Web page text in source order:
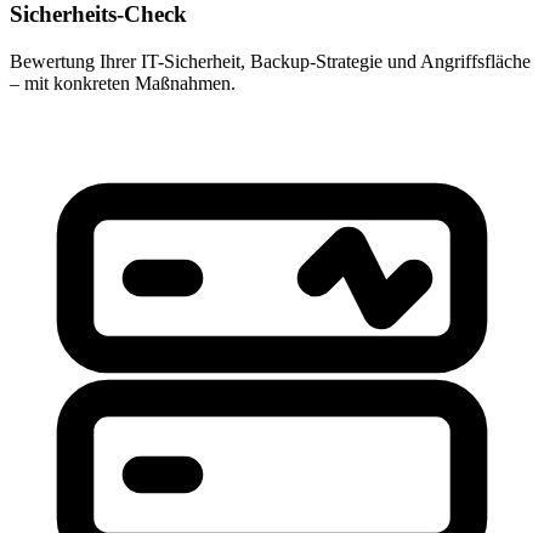
Sicherheits-Check
Bewertung Ihrer IT-Sicherheit, Backup-Strategie und Angriffsfläche
– mit konkreten Maßnahmen.